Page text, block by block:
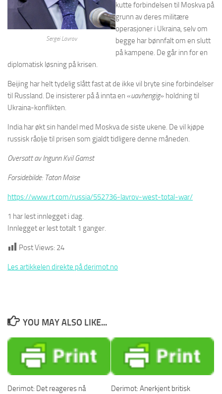
Sergei Lavrov
kutte forbindelsen til Moskva på
grunn av deres militære
operasjoner i Ukraina, selv om
begge har bønnfalt om en slutt
på kampene. De går inn for en
diplomatisk løsning på krisen.
Beijing har helt tydelig slått fast at de ikke vil bryte sine forbindelser
til Russland. De insisterer på å innta en «uavhengig» holdning til
Ukraina-konflikten.
India har økt sin handel med Moskva de siste ukene. De vil kjøpe
russisk råolje til prisen som gjaldt tidligere denne måneden.
Oversatt av Ingunn Kvil Gamst
Forsidebilde: Taton Moïse
https://www.rt.com/russia/552736-lavrov-west-total-war/
1 har lest innlegget i dag.
Innlegget er lest totalt 1 ganger.
Post Views: 24
Les artikkelen direkte på derimot.no
YOU MAY ALSO LIKE...
Derimot: Det reageres nå
Derimot: Anerkjent britisk